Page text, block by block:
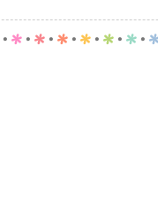
. p . p . p . p . p . p .